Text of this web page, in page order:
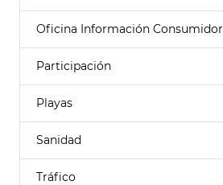
Oficina Información Consumidor
Participación
Playas
Sanidad
Tráfico